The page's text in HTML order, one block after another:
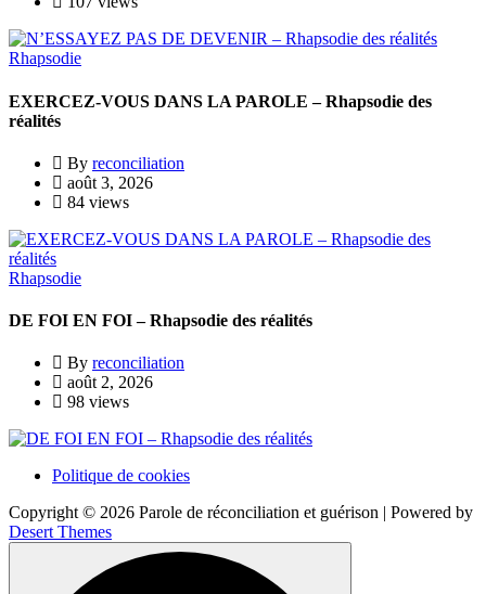
Rhapsodie
EXERCEZ-VOUS DANS LA PAROLE – Rhapsodie des
réalités
By reconciliation
août 3, 2026
84 views
Rhapsodie
DE FOI EN FOI – Rhapsodie des réalités
By reconciliation
août 2, 2026
98 views
Politique de cookies
Copyright © 2026 Parole de réconciliation et guérison | Powered by
Desert Themes